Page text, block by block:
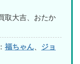
取大吉、おたか
福ちゃん
ジョ